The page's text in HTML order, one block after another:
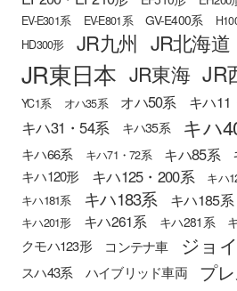
EV-E301系 EV-E801系 GV-E400系
HD300形 JR九州 JR北海道
JR東日本 JR東海 JR
YC1系 オハ35系 オハ50系 キハ11
キハ31・54系 キハ35系 キハ
キハ66系 キハ71・72系 キハ85系
キハ120形 キハ125・200系 キハ
キハ181系 キハ183系 キハ185系
キハ201形
キハ261系 キハ281系
クモハ123形
コンテナ車 ジョ
スハ43系 ハイブリッド車両 プ